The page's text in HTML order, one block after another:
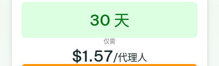
30 天
仅需
$1.57/代理人